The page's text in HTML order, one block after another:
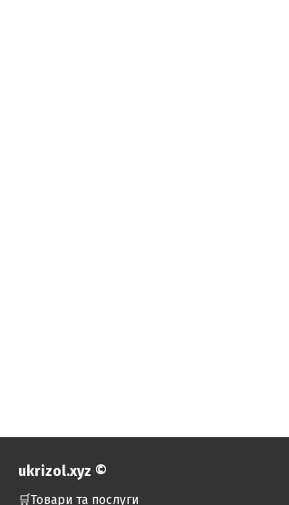
ukrizol.xyz ©️
🛒Товари та послуги